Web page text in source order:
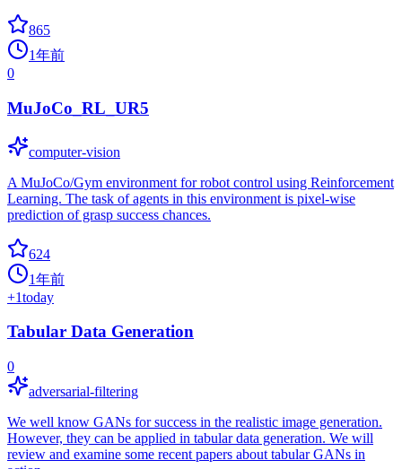
865
1年前
0
MuJoCo_RL_UR5
computer-vision
A MuJoCo/Gym environment for robot control using Reinforcement
Learning. The task of agents in this environment is pixel-wise
prediction of grasp success chances.
624
1年前
+1today
Tabular Data Generation
0
adversarial-filtering
We well know GANs for success in the realistic image generation.
However, they can be applied in tabular data generation. We will
review and examine some recent papers about tabular GANs in